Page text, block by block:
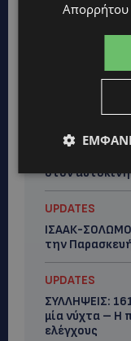
Hot this week
απρόσμενη
UPDATES
στον
UPDATES
ΙΣΑΑΚ-
την
UPDATES
ΣΥΛΛΗΨΕΙΣ:
μία νύχτα – Η
ελέγχους
Απορρήτου